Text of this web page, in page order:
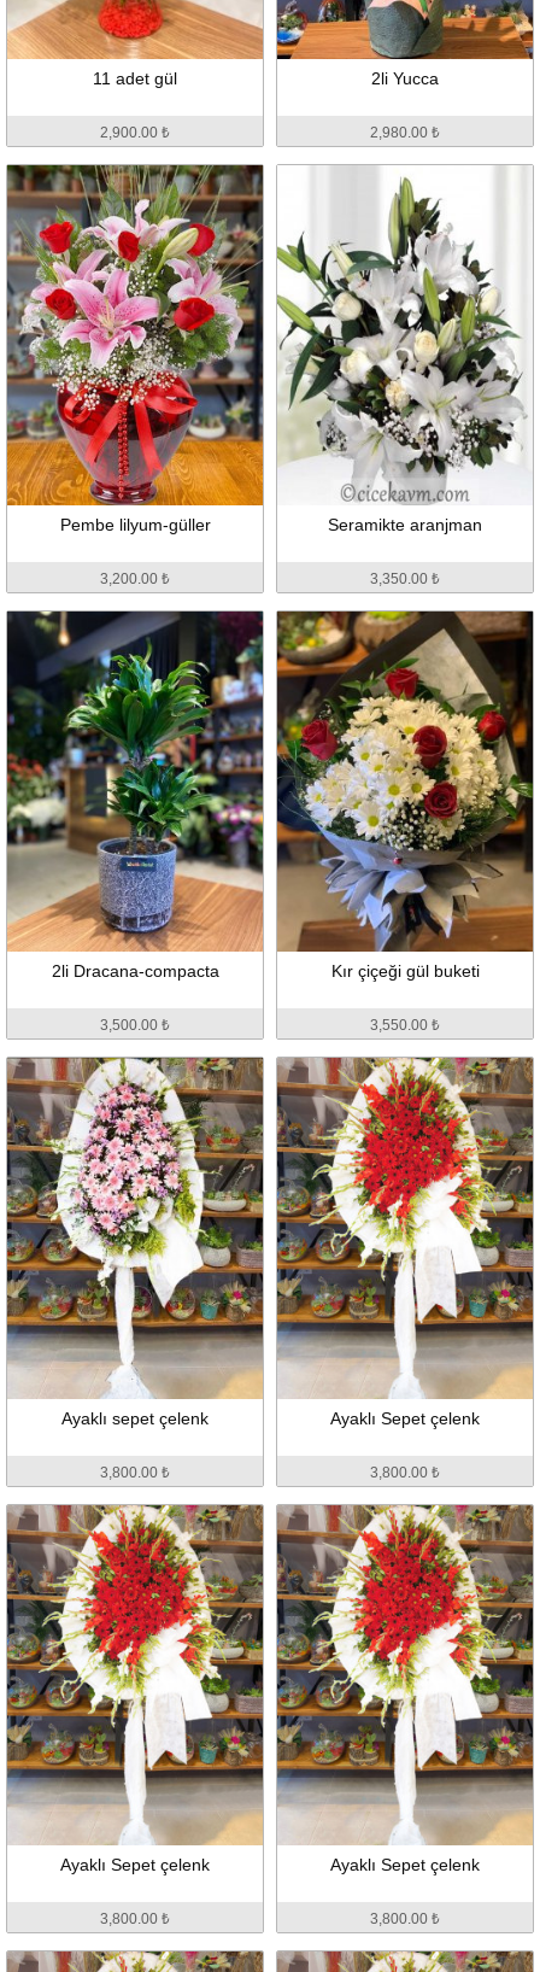
11 adet gül
2,900.00 ₺
2li Yucca
2,980.00 ₺
Pembe lilyum-güller
3,200.00 ₺
Seramikte aranjman
3,350.00 ₺
2li Dracana-compacta
3,500.00 ₺
Kır çiçeği gül buketi
3,550.00 ₺
Ayaklı sepet çelenk
3,800.00 ₺
Ayaklı Sepet çelenk
3,800.00 ₺
Ayaklı Sepet çelenk
3,800.00 ₺
Ayaklı Sepet çelenk
3,800.00 ₺